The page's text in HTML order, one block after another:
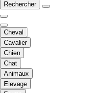
Rechercher
Cheval
Cavalier
Chien
Chat
Animaux
Elevage